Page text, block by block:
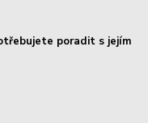
poradit s jejím